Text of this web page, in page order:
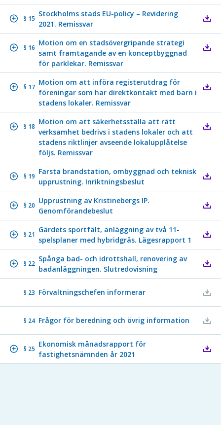
§ 15
Stockholms stads EU-policy – Revidering
2021. Remissvar
§ 16
Motion om en stadsövergripande strategi
samt framtagande av en konceptbyggnad
för parklekar. Remissvar
§ 17
Motion om att införa registerutdrag för
föreningar som har direktkontakt med barn i
stadens lokaler. Remissvar
§ 18
Motion om att säkerhetsställa att rätt
verksamhet bedrivs i stadens lokaler och att
stadens riktlinjer avseende lokalupplåtelse
följs. Remissvar
§ 19
Farsta brandstation, ombyggnad och teknisk
upprustning. Inriktningsbeslut
§ 20
Upprustning av Kristinebergs IP.
Genomförandebeslut
§ 21
Gärdets sportfält, anläggning av två 11-
spelsplaner med hybridgräs. Lägesrapport 1
§ 22
Spånga bad- och idrottshall, renovering av
badanläggningen. Slutredovisning
§ 23 Förvaltningschefen informerar
§ 24 Frågor för beredning och övrig information
§ 25
Ekonomisk månadsrapport för
fastighetsnämnden år 2021